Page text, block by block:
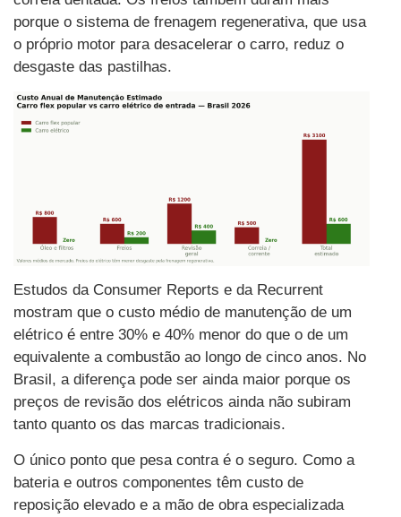
porque o sistema de frenagem regenerativa, que usa
o próprio motor para desacelerar o carro, reduz o
desgaste das pastilhas.
Estudos da Consumer Reports e da Recurrent
mostram que o custo médio de manutenção de um
elétrico é entre 30% e 40% menor do que o de um
equivalente a combustão ao longo de cinco anos. No
Brasil, a diferença pode ser ainda maior porque os
preços de revisão dos elétricos ainda não subiram
tanto quanto os das marcas tradicionais.
O único ponto que pesa contra é o seguro. Como a
bateria e outros componentes têm custo de
reposição elevado e a mão de obra especializada